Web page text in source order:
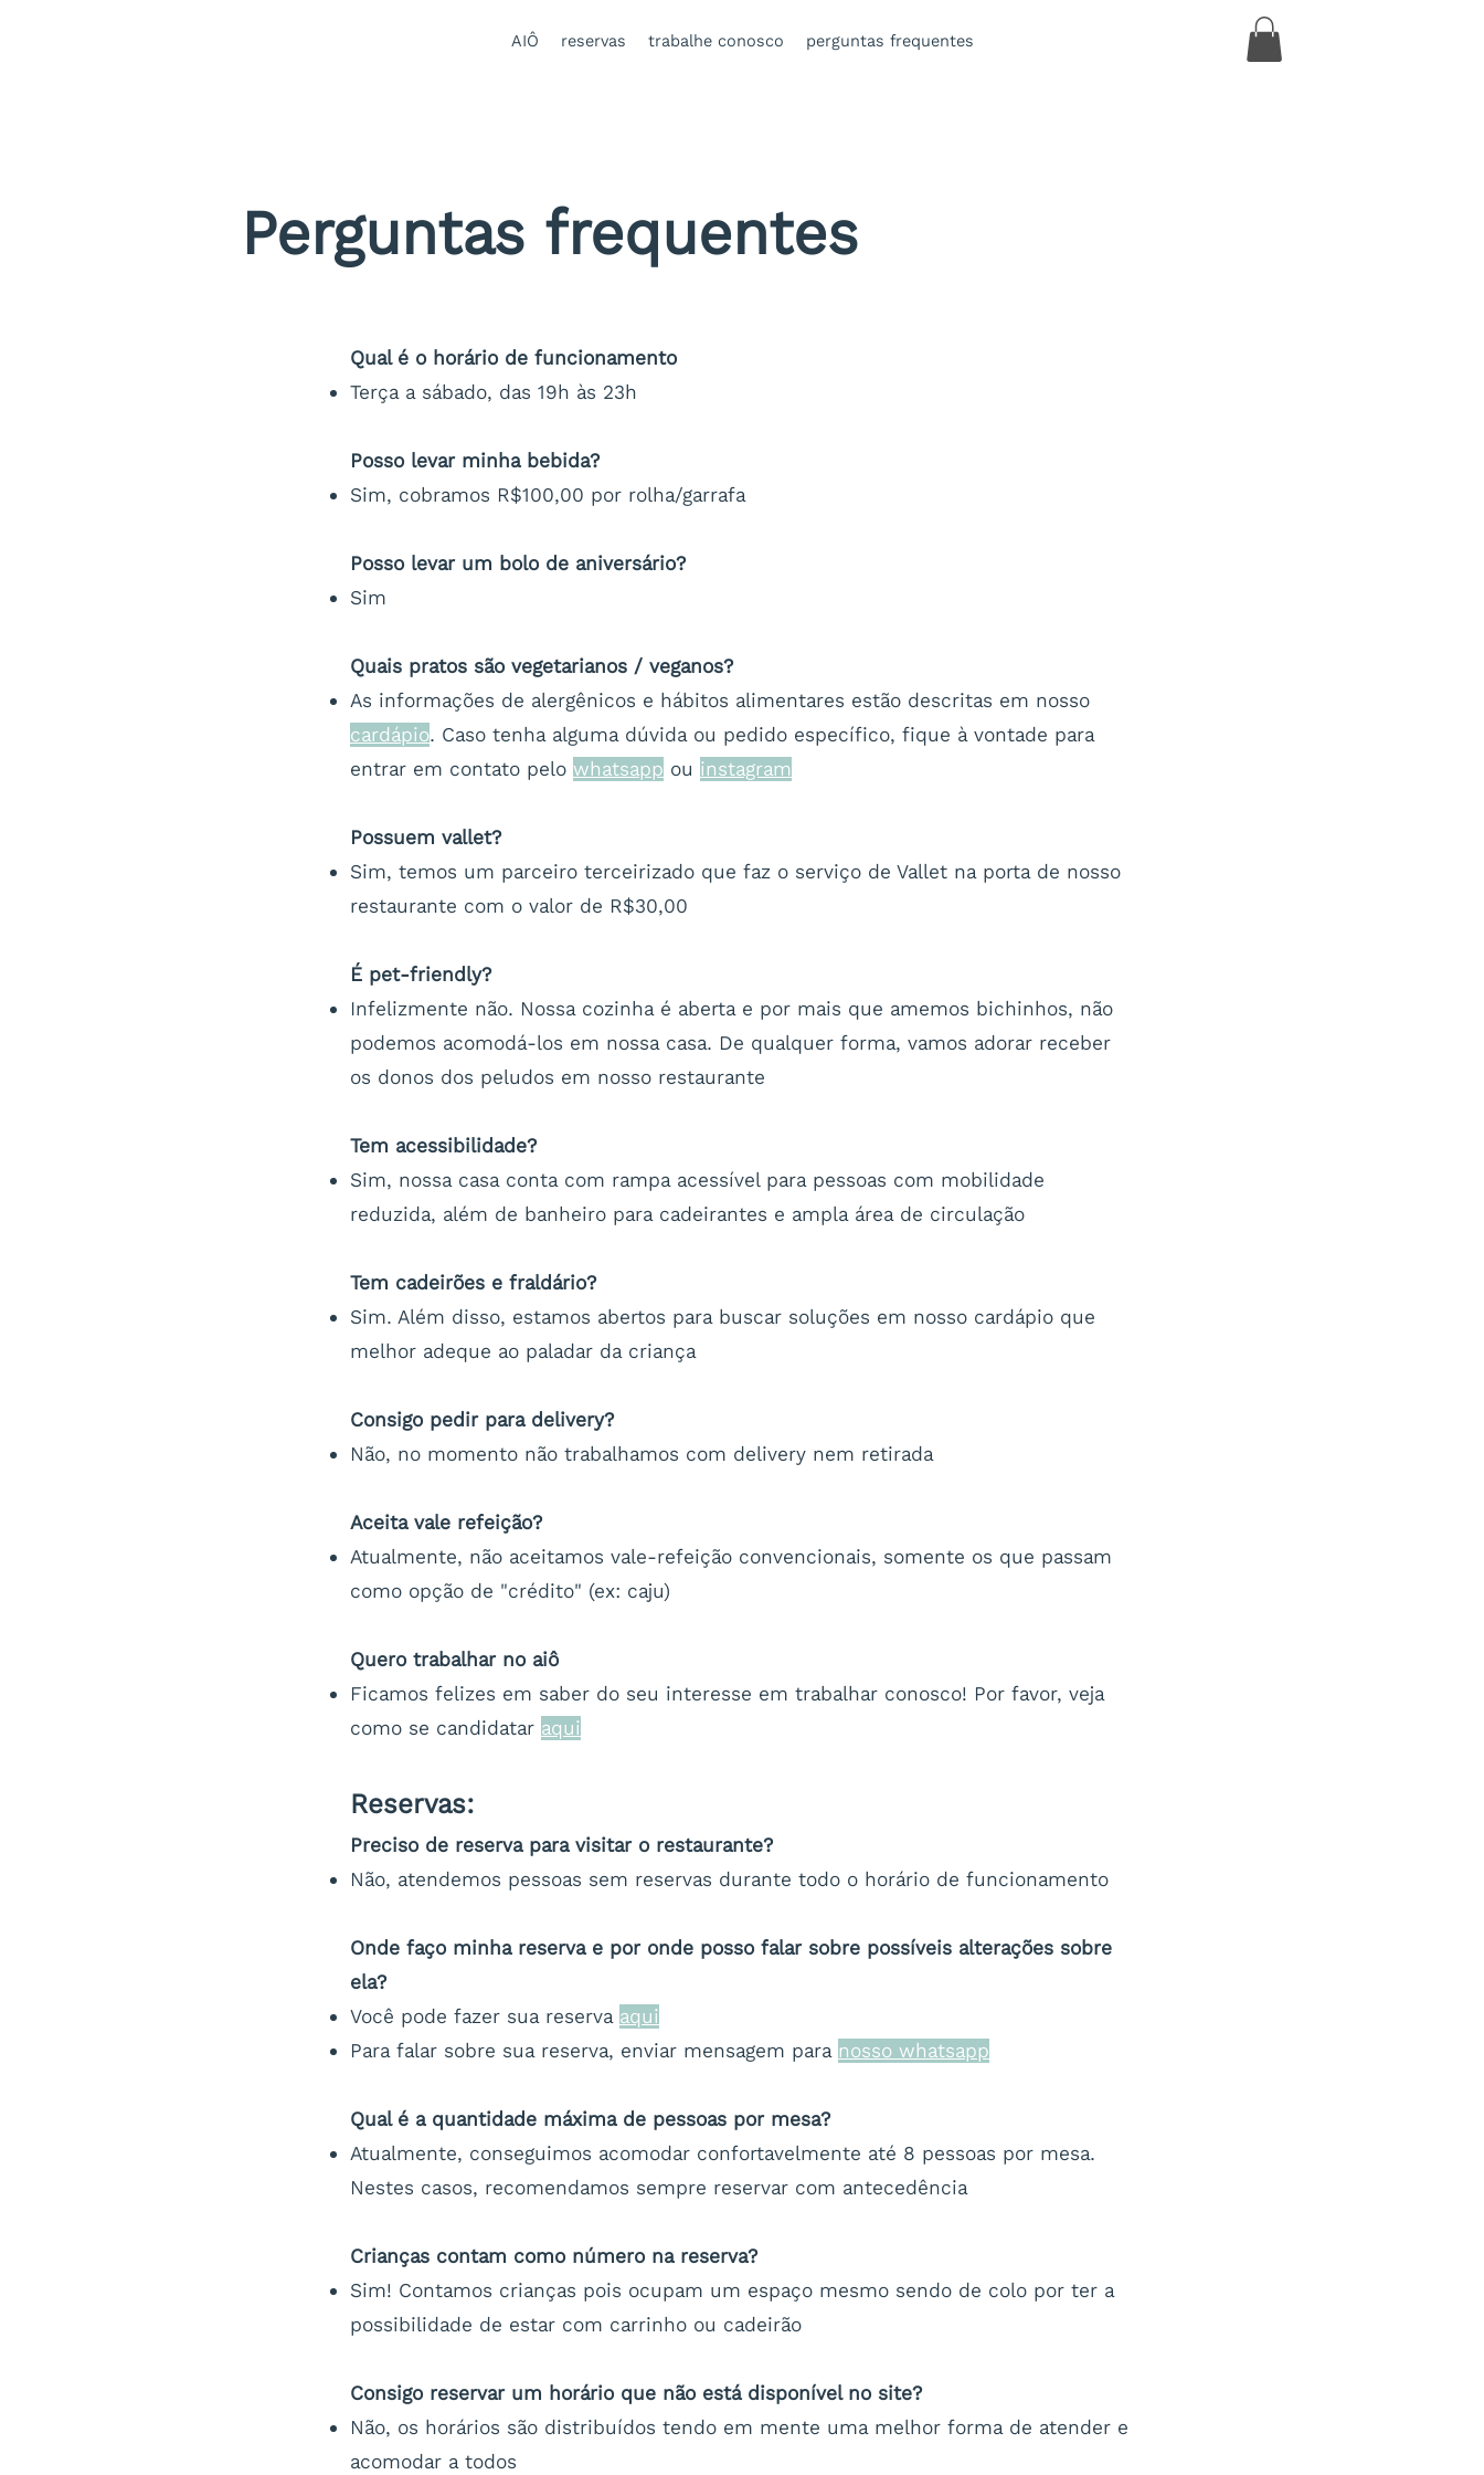
AIÔ reservas trabalhe conosco perguntas frequentes
Perguntas frequentes
Qual é o horário de funcionamento
Terça a sábado, das 19h às 23h
Posso levar minha bebida?
Sim, cobramos R$100,00 por rolha/garrafa
Posso levar um bolo de aniversário?
Sim
Quais pratos são vegetarianos / veganos?
As informações de alergênicos e hábitos alimentares estão descritas em nosso
cardápio. Caso tenha alguma dúvida ou pedido específico, fique à vontade para
entrar em contato pelo whatsapp ou instagram
Possuem vallet?
Sim, temos um parceiro terceirizado que faz o serviço de Vallet na porta de nosso
restaurante com o valor de R$30,00
É pet-friendly?
Infelizmente não. Nossa cozinha é aberta e por mais que amemos bichinhos, não
podemos acomodá-los em nossa casa. De qualquer forma, vamos adorar receber
os donos dos peludos em nosso restaurante
Tem acessibilidade?
Sim, nossa casa conta com rampa acessível para pessoas com mobilidade
reduzida, além de banheiro para cadeirantes e ampla área de circulação
Tem cadeirões e fraldário?
Sim. Além disso, estamos abertos para buscar soluções em nosso cardápio que
melhor adeque ao paladar da criança
Consigo pedir para delivery?
Não, no momento não trabalhamos com delivery nem retirada
Aceita vale refeição?
Atualmente, não aceitamos vale-refeição convencionais, somente os que passam
como opção de "crédito" (ex: caju)
Quero trabalhar no aiô
Ficamos felizes em saber do seu interesse em trabalhar conosco! Por favor, veja
como se candidatar aqui
Reservas:
Preciso de reserva para visitar o restaurante?
Não, atendemos pessoas sem reservas durante todo o horário de funcionamento
Onde faço minha reserva e por onde posso falar sobre possíveis alterações sobre
ela?
Você pode fazer sua reserva aqui
Para falar sobre sua reserva, enviar mensagem para nosso whatsapp
Qual é a quantidade máxima de pessoas por mesa?
Atualmente, conseguimos acomodar confortavelmente até 8 pessoas por mesa.
Nestes casos, recomendamos sempre reservar com antecedência
Crianças contam como número na reserva?
Sim! Contamos crianças pois ocupam um espaço mesmo sendo de colo por ter a
possibilidade de estar com carrinho ou cadeirão
Consigo reservar um horário que não está disponível no site?
Não, os horários são distribuídos tendo em mente uma melhor forma de atender e
acomodar a todos